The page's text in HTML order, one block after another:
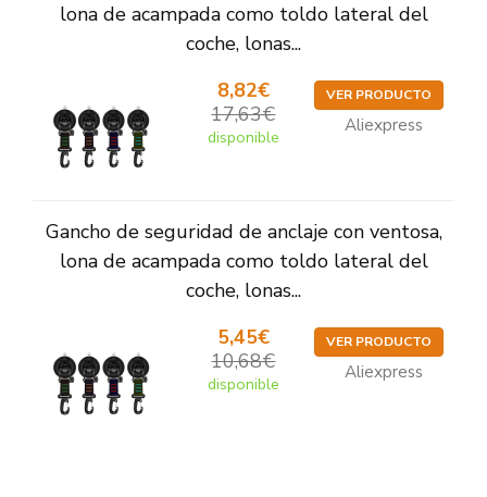
lona de acampada como toldo lateral del
coche, lonas...
8,82€
17,63€
disponible
VER PRODUCTO
Aliexpress
Gancho de seguridad de anclaje con ventosa,
lona de acampada como toldo lateral del
coche, lonas...
5,45€
10,68€
disponible
VER PRODUCTO
Aliexpress